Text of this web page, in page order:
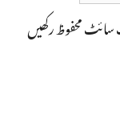
محفوظ رکھیں